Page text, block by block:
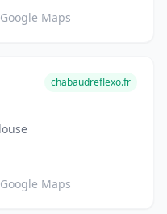
Google Maps
chabaudreflexo.fr
Google Maps